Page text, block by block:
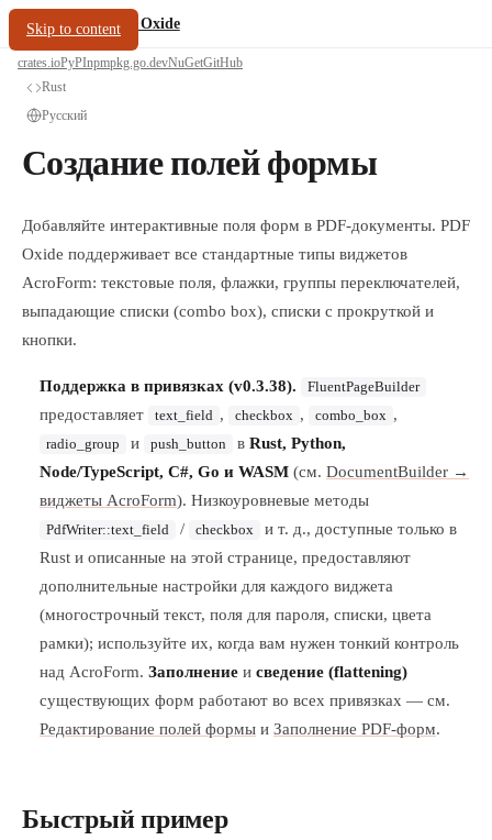
Skip to content
oxide.fyi/PDF Oxide
crates.ioPyPInpmpkg.go.devNuGetGitHub
Rust
Русский
Создание полей формы
Добавляйте интерактивные поля форм в PDF-документы. PDF
Oxide поддерживает все стандартные типы виджетов
AcroForm: текстовые поля, флажки, группы переключателей,
выпадающие списки (combo box), списки с прокруткой и
кнопки.
Поддержка в привязках (v0.3.38). FluentPageBuilder
предоставляет text_field , checkbox , combo_box ,
radio_group и push_button в Rust, Python,
Node/TypeScript, C#, Go и WASM (см. DocumentBuilder →
виджеты AcroForm). Низкоуровневые методы
PdfWriter::text_field / checkbox
и т. д., доступные только в
Rust и описанные на этой странице, предоставляют
дополнительные настройки для каждого виджета
(многострочный текст, поля для пароля, списки, цвета
рамки); используйте их, когда вам нужен тонкий контроль
над AcroForm. Заполнение и сведение (flattening)
существующих форм работают во всех привязках — см.
Редактирование полей формы и Заполнение PDF-форм.
Быстрый пример